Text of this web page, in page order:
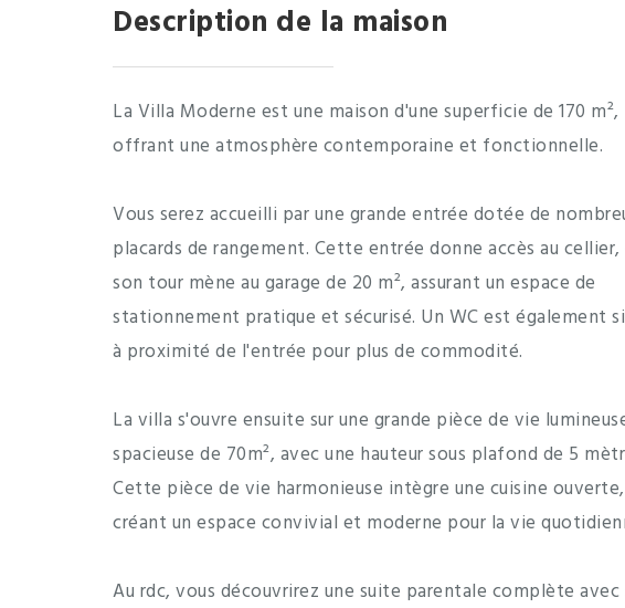
Description de la maison
La Villa Moderne est une maison d'une superficie de 170 m²,
offrant une atmosphère contemporaine et fonctionnelle.
Vous serez accueilli par une grande entrée dotée de
placards de rangement. Cette entrée donne accès au cellier,
son tour mène au garage de 20 m², assurant un espace de
stationnement pratique et sécurisé. Un WC est également
à proximité de l'entrée pour plus de commodité.
La villa s'ouvre ensuite sur une grande pièce de vie
spacieuse de 70m², avec une hauteur sous plafond de 5
Cette pièce de vie harmonieuse intègre une cuisine ouverte,
créant un espace convivial et moderne pour la vie
Au rdc, vous découvrirez une suite parentale complète avec